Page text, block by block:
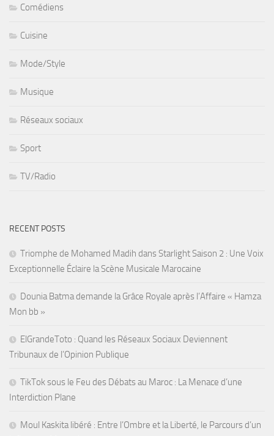
Comédiens
Cuisine
Mode/Style
Musique
Réseaux sociaux
Sport
TV/Radio
RECENT POSTS
Triomphe de Mohamed Madih dans Starlight Saison 2 : Une Voix
Exceptionnelle Éclaire la Scène Musicale Marocaine
Dounia Batma demande la Grâce Royale après l’Affaire « Hamza
Mon bb »
ElGrandeToto : Quand les Réseaux Sociaux Deviennent
Tribunaux de l’Opinion Publique
TikTok sous le Feu des Débats au Maroc : La Menace d’une
Interdiction Plane
Moul Kaskita libéré : Entre l’Ombre et la Liberté, le Parcours d’un